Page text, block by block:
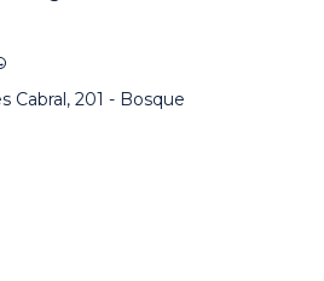
Cabral, 201 - Bosque